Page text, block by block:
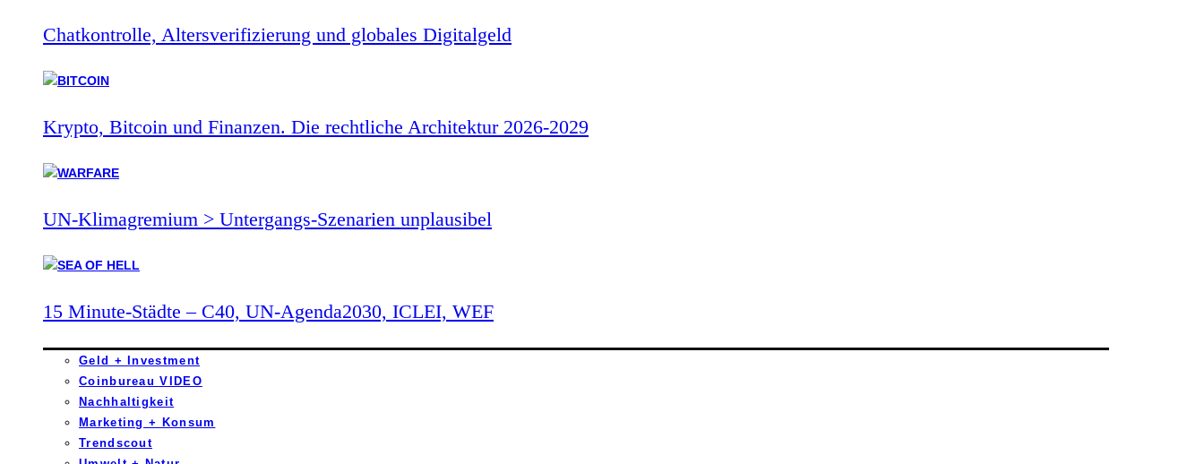
Chatkontrolle, Altersverifizierung und globales Digitalgeld
Krypto, Bitcoin und Finanzen. Die rechtliche Architektur 2026-2029
UN-Klimagremium > Untergangs-Szenarien unplausibel
15 Minute-Städte – C40, UN-Agenda2030, ICLEI, WEF
Geld + Investment
Coinbureau VIDEO
Nachhaltigkeit
Marketing + Konsum
Trendscout